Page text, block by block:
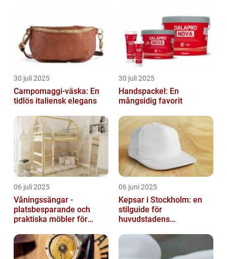
30 juli 2025
Campomaggi-väska: En
tidlös italiensk elegans
30 juli 2025
Handspackel: En
mångsidig favorit
06 juli 2025
Våningssängar -
platsbesparande och
praktiska möbler för
06 juni 2025
Kepsar i Stockholm: en
stilguide för
huvudstadens